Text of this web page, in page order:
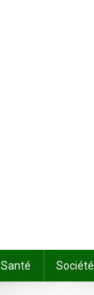
Santé Société